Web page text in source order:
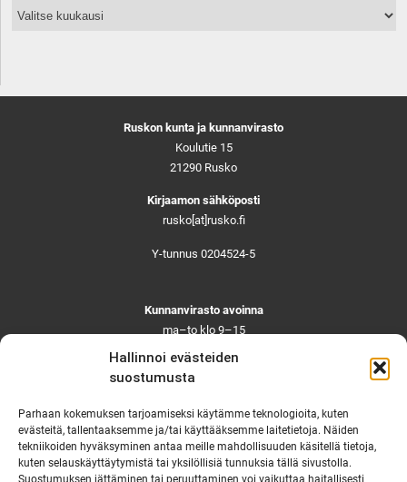
Hallinnoi evästeiden
suostumusta
Parhaan kokemuksen tarjoamiseksi käytämme teknologioita, kuten
evästeitä, tallentaaksemme ja/tai käyttääksemme laitetietoja. Näiden
tekniikoiden hyväksyminen antaa meille mahdollisuuden käsitellä tietoja,
kuten selauskäyttäytymistä tai yksilöllisiä tunnuksia tällä sivustolla.
Suostumuksen jättäminen tai peruuttaminen voi vaikuttaa haitallisesti
Arkisto
Ruskon kunta ja kunnanvirasto
Koulutie 15
21290 Rusko
Kirjaamon sähköposti
rusko[at]rusko.fi
Y-tunnus 0204524-5
Kunnanvirasto avoinna
ma–to klo 9–15
pe ja aattoina klo 9–14
Ruskon yhteystiedot